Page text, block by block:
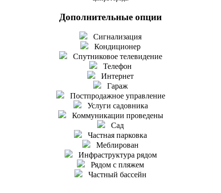
Дополнительные опции
Сигнализация
Кондиционер
Спутниковое телевидение
Телефон
Интернет
Гараж
Постпродажное управление
Услуги садовника
Коммуникации проведены
Сад
Частная парковка
Меблирован
Инфраструктура рядом
Рядом с пляжем
Частный бассейн